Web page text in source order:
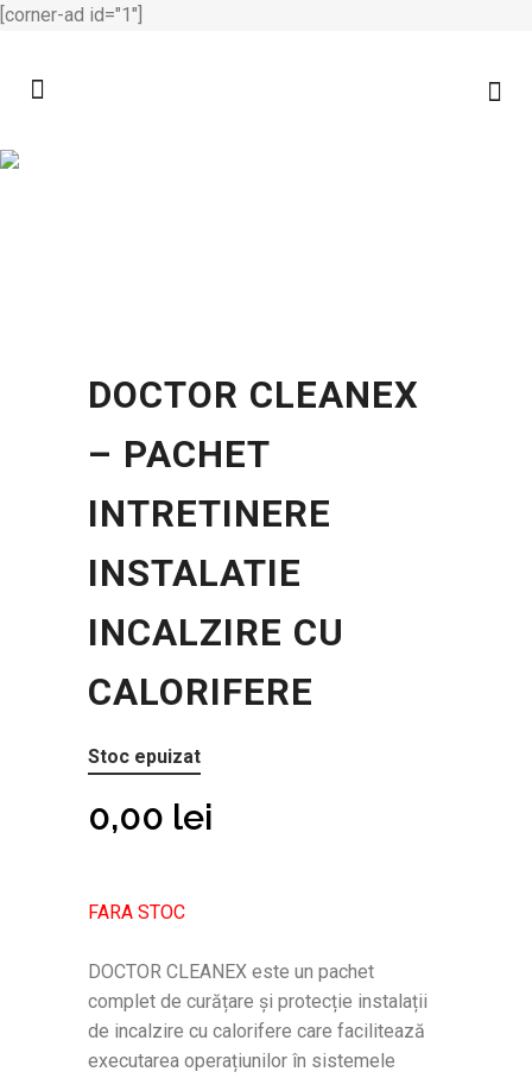
[corner-ad id="1"]
DOCTOR CLEANEX
– PACHET
INTRETINERE
INSTALATIE
INCALZIRE CU
CALORIFERE
Stoc epuizat
0,00 lei
FARA STOC
DOCTOR CLEANEX este un pachet
complet de curățare și protecție instalații
de incalzire cu calorifere care facilitează
executarea operațiunilor în sistemele